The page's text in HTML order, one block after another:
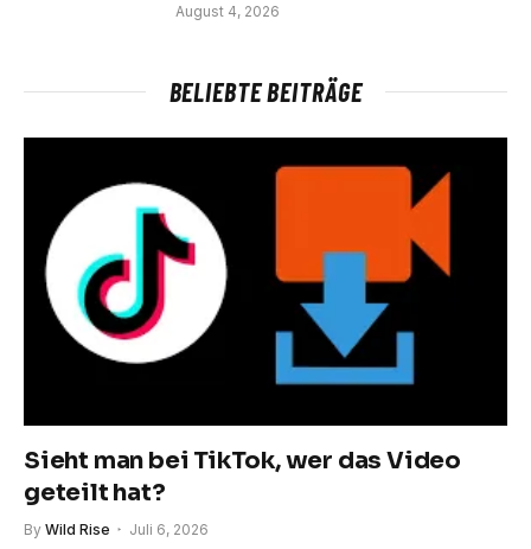
August 4, 2026
BELIEBTE BEITRÄGE
Sieht man bei TikTok, wer das Video
geteilt hat?
By Wild Rise Juli 6, 2026